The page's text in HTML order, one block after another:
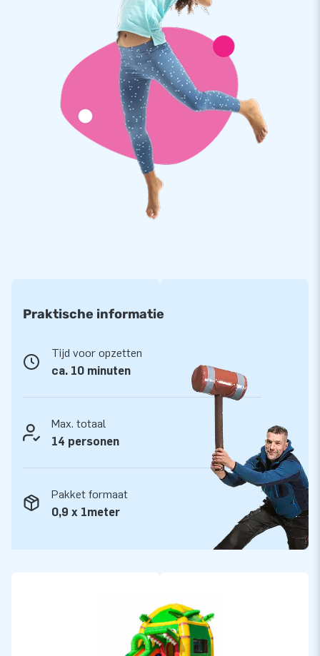
dat altijd ingezet kan worden op ieder feestje. Via de handig
geplaatste vensters kan er toezicht worden gehouden op het
springvlak. Het kussen wordt geleverd inclusief blower,
verankeringsmateriaal, een transportzak en een duidelijke
handleiding. Alles compleet voor een mooie beleving.
Kwaliteit en garantie
JB kussens zijn op meerdere punten verstevigd en
meervoudig gestikt en zijn gemaakt van sterk, hoge kwaliteit
PVC. Ze zijn daardoor duurzaam en eenvoudig schoon te
houden. Het springkasteel wordt tevens door JB geleverd
met 5 jaar garantie. Hierdoor lever jij met dit product
Meer dan 15.000 klanten kozen ook voor JB
lucht te springen. Vaak letterlijk. Ons team van designers,
ontwikkelaars en logistiek medewerkers leveren unieke
opblaasattracties op grootse wijze! Klanten zijn verzekerd
van onze professionele service en levering. Zij noemen ons
ook wel creators of greatness.
Praktische informatie
Tijd voor opzetten
ca. 10 minuten
Max. totaal
14 personen
Pakket formaat
0,9 x 1meter